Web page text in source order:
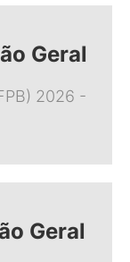
Geral
2026 -
Geral